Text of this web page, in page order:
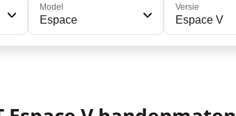
Model
Espace
Versie
Espace V